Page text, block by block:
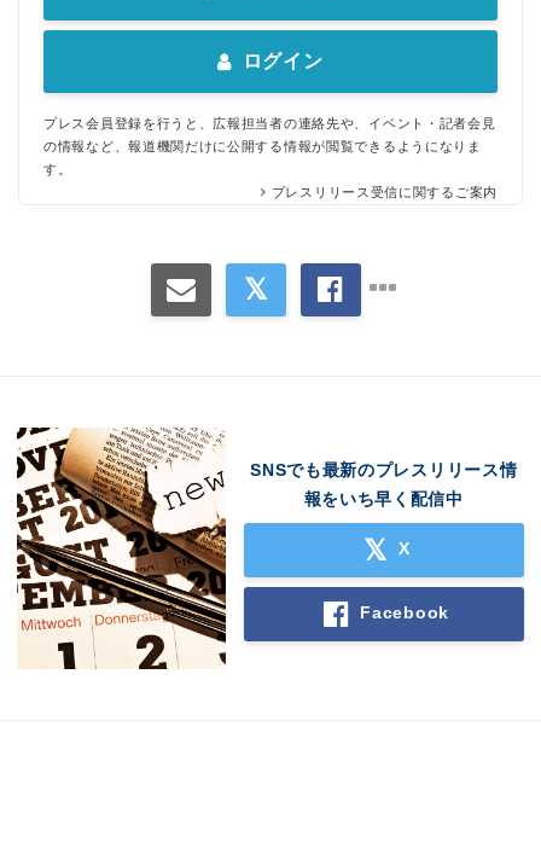
ログイン
プレス会員登録を行うと、広報担当者の連絡先や、イベント・記者会見
の情報など、報道機関だけに公開する情報が閲覧できるようになりま
す。
プレスリリース受信に関するご案内
SNSでも最新のプレスリリース情
報をいち早く配信中
X
Facebook